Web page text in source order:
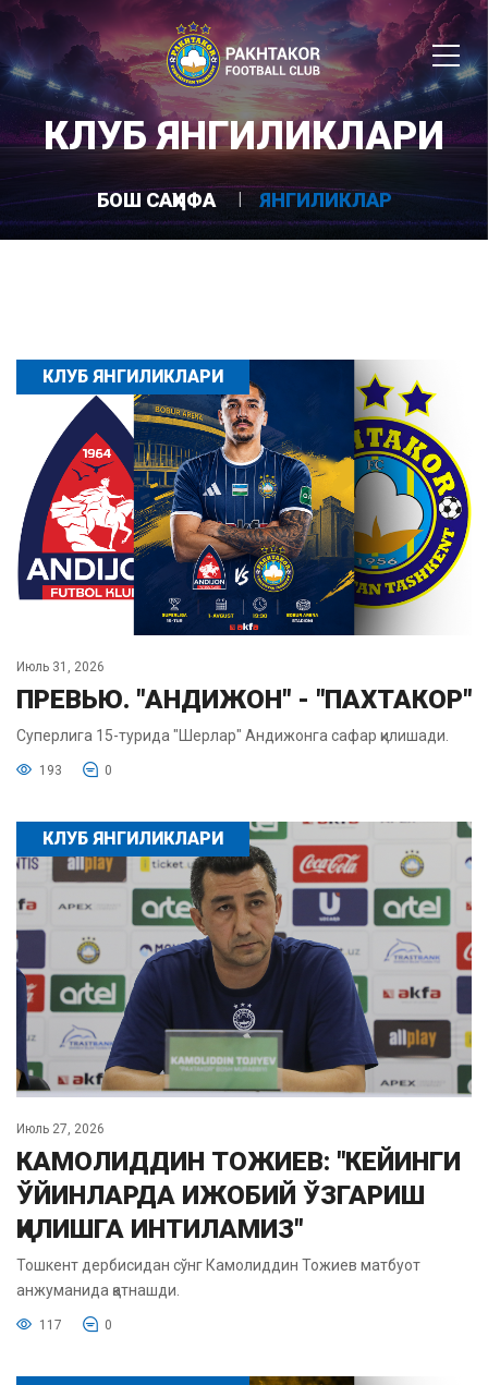
КЛУБ ЯНГИЛИКЛАРИ
БОШ САҲИФА ЯНГИЛИКЛАР
КЛУБ ЯНГИЛИКЛАРИ
Июль 31, 2026
ПРЕВЬЮ. "АНДИЖОН" - "ПАХТАКОР"
Суперлига 15-турида "Шерлар" Андижонга сафар қилишади.
193 0
КЛУБ ЯНГИЛИКЛАРИ
Июль 27, 2026
КАМОЛИДДИН ТОЖИЕВ: "КЕЙИНГИ
ЎЙИНЛАРДА ИЖОБИЙ ЎЗГАРИШ
ҚИЛИШГА ИНТИЛАМИЗ"
Тошкент дербисидан сўнг Камолиддин Тожиев матбуот
анжуманида қатнашди.
117 0